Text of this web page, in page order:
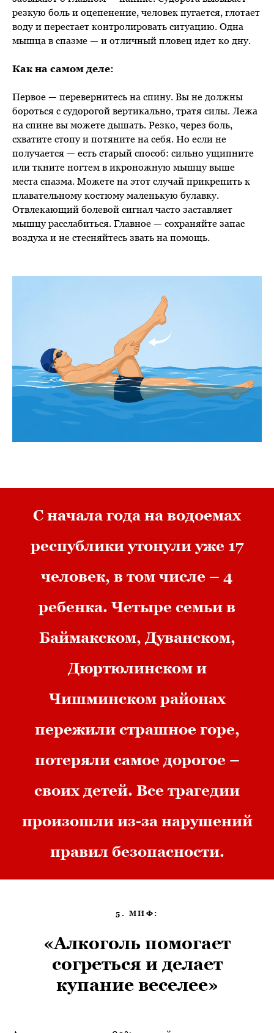
резкую боль и оцепенение, человек пугается, глотает
воду и перестает контролировать ситуацию. Одна
мышца в спазме — и отличный пловец идет ко дну.
Как на самом деле:
Первое — перевернитесь на спину. Вы не должны
бороться с судорогой вертикально, тратя силы. Лежа
на спине вы можете дышать. Резко, через боль,
схватите стопу и потяните на себя. Но если не
получается — есть старый способ: сильно ущипните
или ткните ногтем в икроножную мышцу выше
места спазма. Можете на этот случай прикрепить к
плавательному костюму маленькую булавку.
Отвлекающий болевой сигнал часто заставляет
мышцу расслабиться. Главное — сохраняйте запас
воздуха и не стесняйтесь звать на помощь.
С начала года на водоемах
республики утонули уже 17
человек, в том числе – 4
ребенка. Четыре семьи в
Баймакском, Дуванском,
Дюртюлинском и
Чишминском районах
пережили страшное горе,
потеряли самое дорогое –
своих детей. Все трагедии
произошли из-за нарушений
правил безопасности.
5. МИФ:
«Алкоголь помогает
согреться и делает
купание веселее»